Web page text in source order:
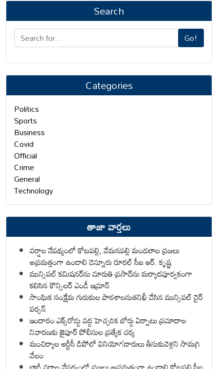
Search
Go!
Categories
Politics
Sports
Business
Covid
Official
Crime
General
Technology
తాజా వార్తలు
వర్షాల నేపథ్యంలో కోటపల్లి, వేమనపల్లి మండలాల ప్రజలు
అప్రమత్తంగా ఉండాలి చెన్నూరు రూరల్ సీఐ ఆర్. కృష్ణ
మున్సిపల్ కమిషనర్‌ను మారుతి ప్రసాద్‌ను మర్యాదపూర్వకంగా
కలిసిన కౌన్సిలర్ ఎండీ ఇమ్రాన్ ​
సాంఘిక సంక్షేమ గురుకుల పాఠశాలనుతనిఖీ చేసిన మున్సిపల్ చైర్
పర్సన్
ఇందారం ఎక్స్‌రోడ్డు వద్ద హెచ్చరిక బోర్డు ఏర్పాటు ప్రమాదాల
నివారణకు జైపూర్ పోలీసుల ప్రత్యేక చర్య
మంచిర్యాల ఆర్టీసీ డిపోలో వినియోగదారులు తీసుకువెళ్లని సామగ్రి
వేలం